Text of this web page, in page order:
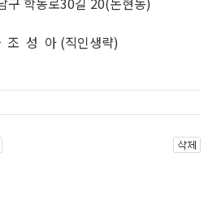
조 성 아 (직인생략)